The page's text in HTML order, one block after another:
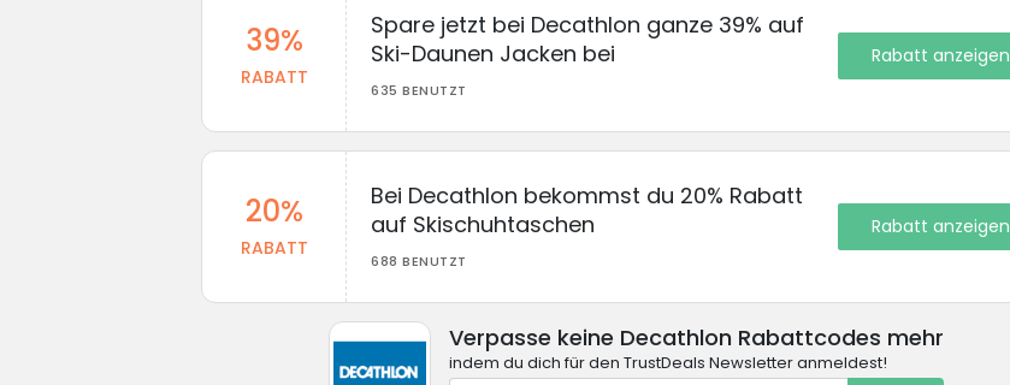
39%
RABATT
Spare jetzt bei Decathlon ganze 39% auf
Ski-Daunen Jacken bei
635 BENUTZT
Rabatt anzeigen
20%
RABATT
Bei Decathlon bekommst du 20% Rabatt
auf Skischuhtaschen
688 BENUTZT
Rabatt anzeigen
Verpasse keine Decathlon Rabattcodes mehr
indem du dich für den TrustDeals Newsletter anmeldest!